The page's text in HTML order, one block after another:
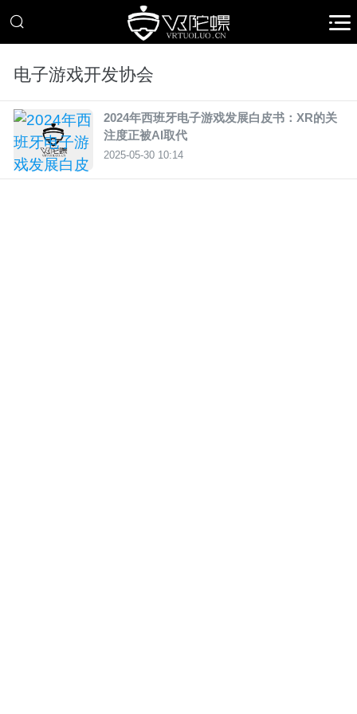
电子游戏开发协会
2024年西班牙电子游戏发展白皮书：XR的关
注度正被AI取代
2025-05-30 10:14